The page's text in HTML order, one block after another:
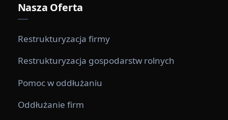
Nasza Oferta
Restrukturyzacja firmy
Restrukturyzacja gospodarstw rolnych
Pomoc w oddłużaniu
Oddłużanie firm